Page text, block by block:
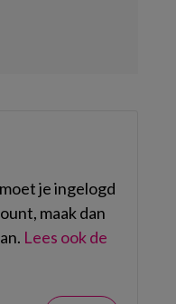
je ingelogd
maak dan
Lees ook de